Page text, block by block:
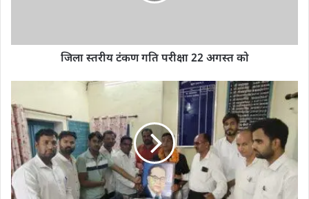
जिला स्तरीय टंकण गति परीक्षा 22 अगस्त को